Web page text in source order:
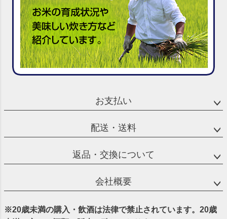
お支払い
配送・送料
返品・交換について
会社概要
※20歳未満の購入・飲酒は法律で禁止されています。20歳